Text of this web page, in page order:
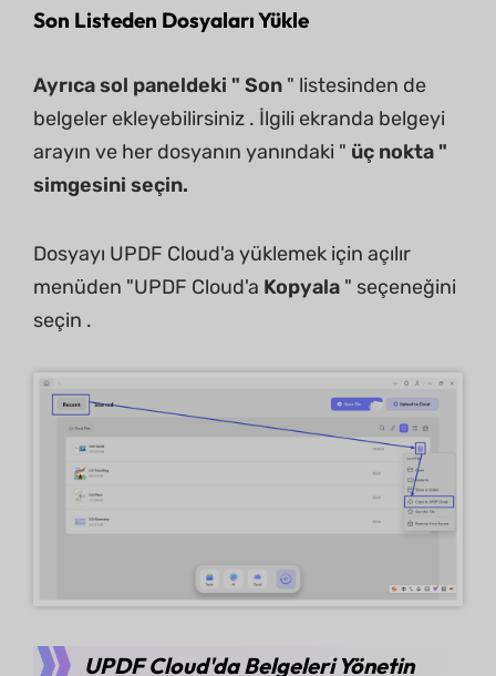
Son Listeden Dosyaları Yükle
Ayrıca sol paneldeki " Son " listesinden de
belgeler ekleyebilirsiniz . İlgili ekranda belgeyi
arayın ve her dosyanın yanındaki " üç nokta "
simgesini seçin.
Dosyayı UPDF Cloud'a yüklemek için açılır
menüden "UPDF Cloud'a Kopyala " seçeneğini
seçin .
UPDF Cloud'da Belgeleri Yönetin